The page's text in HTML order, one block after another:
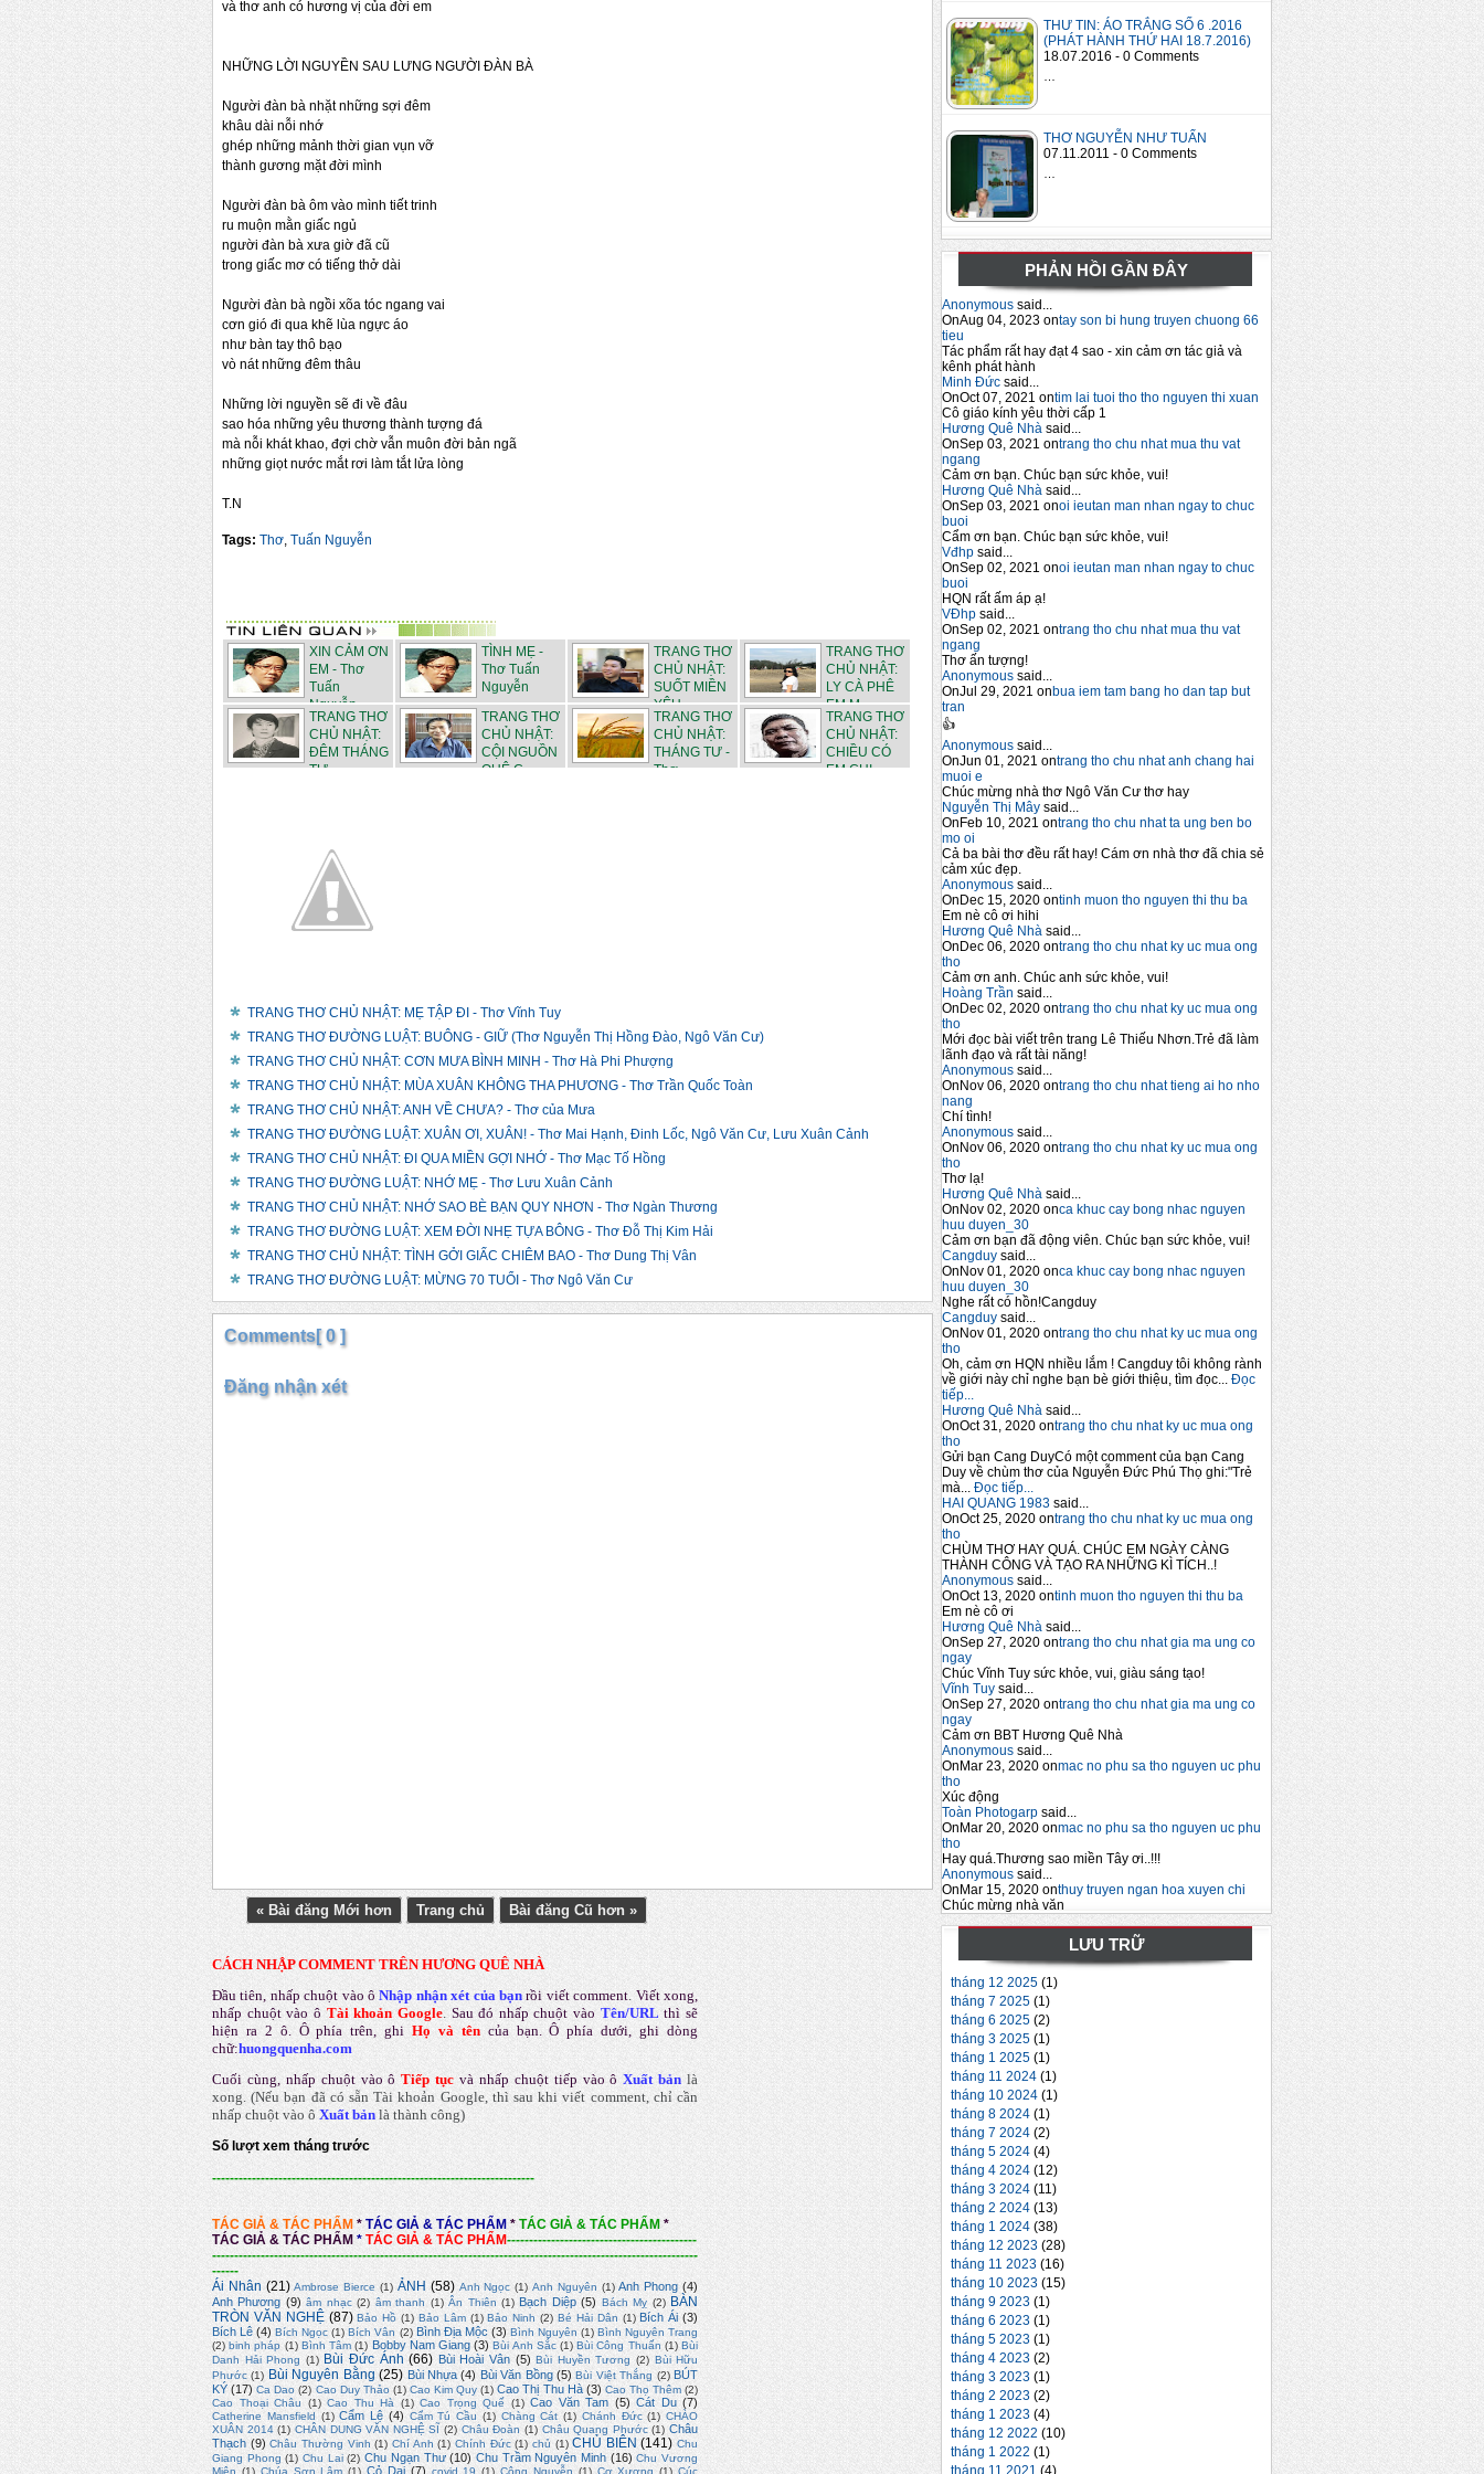
THƯ TIN: ÁO TRẮNG SỐ 6 .2016
(PHÁT HÀNH THỨ HAI 18.7.2016)
18.07.2016 - 0 Comments
THƠ NGUYỄN NHƯ TUẤN
07.11.2011 - 0 Comments
PHẢN HỒI GẦN ĐÂY
Anonymous said...
OnAug 04, 2023 ontay son bi hung truyen chuong 66
tieu
Tác phẩm rất hay đạt 4 sao - xin cảm ơn tác giả và
kênh phát hành
Minh Đức said...
OnOct 07, 2021 ontim lai tuoi tho tho nguyen thi xuan
Cô giáo kính yêu thời cấp 1
Hương Quê Nhà said...
OnSep 03, 2021 ontrang tho chu nhat mua thu vat
ngang
Cảm ơn bạn. Chúc bạn sức khỏe, vui!
Hương Quê Nhà said...
OnSep 03, 2021 onoi ieutan man nhan ngay to chuc
buoi
Cẩm ơn bạn. Chúc bạn sức khỏe, vui!
Vđhp said...
OnSep 02, 2021 onoi ieutan man nhan ngay to chuc
buoi
HQN rất ấm áp ạ!
VĐhp said...
OnSep 02, 2021 ontrang tho chu nhat mua thu vat
ngang
Thơ ấn tượng!
Anonymous said...
OnJul 29, 2021 onbua iem tam bang ho dan tap but
tran
👍
Anonymous said...
OnJun 01, 2021 ontrang tho chu nhat anh chang hai
muoi e
Chúc mừng nhà thơ Ngô Văn Cư thơ hay
Nguyễn Thị Mây said...
OnFeb 10, 2021 ontrang tho chu nhat ta ung ben bo
mo oi
Cả ba bài thơ đều rất hay! Cám ơn nhà thơ đã chia sẻ
cảm xúc đẹp.
Anonymous said...
OnDec 15, 2020 ontinh muon tho nguyen thi thu ba
Em nè cô ơi hihi
Hương Quê Nhà said...
OnDec 06, 2020 ontrang tho chu nhat ky uc mua ong
tho
Cảm ơn anh. Chúc anh sức khỏe, vui!
Hoàng Trần said...
OnDec 02, 2020 ontrang tho chu nhat ky uc mua ong
tho
Mới đọc bài viết trên trang Lê Thiếu Nhơn.Trẻ đã làm
lãnh đạo và rất tài năng!
Anonymous said...
OnNov 06, 2020 ontrang tho chu nhat tieng ai ho nho
nang
Chí tình!
Anonymous said...
OnNov 06, 2020 ontrang tho chu nhat ky uc mua ong
tho
Thơ lạ!
Hương Quê Nhà said...
OnNov 02, 2020 onca khuc cay bong nhac nguyen
huu duyen_30
Cảm ơn bạn đã động viên. Chúc bạn sức khỏe, vui!
Cangduy said...
OnNov 01, 2020 onca khuc cay bong nhac nguyen
huu duyen_30
Nghe rất có hồn!Cangduy
Cangduy said...
OnNov 01, 2020 ontrang tho chu nhat ky uc mua ong
tho
Oh, cảm ơn HQN nhiều lắm ! Cangduy tôi không rành
về giới này chỉ nghe bạn bè giới thiệu, tìm đọc... Đọc
tiếp...
Hương Quê Nhà said...
OnOct 31, 2020 ontrang tho chu nhat ky uc mua ong
tho
Gửi bạn Cang DuyCó một comment của bạn Cang
Duy về chùm thơ của Nguyễn Đức Phú Thọ ghi:"Trẻ
mà... Đọc tiếp...
HAI QUANG 1983 said...
OnOct 25, 2020 ontrang tho chu nhat ky uc mua ong
tho
CHÙM THƠ HAY QUÁ. CHÚC EM NGÀY CÀNG
THÀNH CÔNG VÀ TẠO RA NHỮNG KÌ TÍCH..!
Anonymous said...
OnOct 13, 2020 ontinh muon tho nguyen thi thu ba
Em nè cô ơi
Hương Quê Nhà said...
OnSep 27, 2020 ontrang tho chu nhat gia ma ung co
ngay
Chúc Vĩnh Tuy sức khỏe, vui, giàu sáng tạo!
Vĩnh Tuy said...
OnSep 27, 2020 ontrang tho chu nhat gia ma ung co
ngay
Cảm ơn BBT Hương Quê Nhà
Anonymous said...
OnMar 23, 2020 onmac no phu sa tho nguyen uc phu
tho
Xúc động
Toàn Photogarp said...
OnMar 20, 2020 onmac no phu sa tho nguyen uc phu
tho
Hay quá.Thương sao miền Tây ơi..!!!
Anonymous said...
OnMar 15, 2020 onthuy truyen ngan hoa xuyen chi
Chúc mừng nhà văn
LƯU TRỮ
tháng 12 2025 (1)
tháng 7 2025 (1)
tháng 6 2025 (2)
tháng 3 2025 (1)
tháng 1 2025 (1)
tháng 11 2024 (1)
tháng 10 2024 (1)
tháng 8 2024 (1)
tháng 7 2024 (2)
tháng 5 2024 (4)
tháng 4 2024 (12)
tháng 3 2024 (11)
tháng 2 2024 (13)
tháng 1 2024 (38)
tháng 12 2023 (28)
tháng 11 2023 (16)
tháng 10 2023 (15)
tháng 9 2023 (1)
tháng 6 2023 (1)
tháng 5 2023 (1)
tháng 4 2023 (2)
tháng 3 2023 (1)
tháng 2 2023 (2)
tháng 1 2023 (4)
tháng 12 2022 (10)
tháng 1 2022 (1)
tháng 11 2021 (4)
và thơ anh có hương vị của đời em
NHỮNG LỜI NGUYỀN SAU LƯNG NGƯỜI ĐÀN BÀ
Người đàn bà nhặt những sợi đêm
khâu dài nỗi nhớ
ghép những mảnh thời gian vụn vỡ
thành gương mặt đời mình
Người đàn bà ôm vào mình tiết trinh
ru muộn mằn giấc ngủ
người đàn bà xưa giờ đã cũ
trong giấc mơ có tiếng thở dài
Người đàn bà ngồi xõa tóc ngang vai
cơn gió đi qua khẽ lùa ngực áo
như bàn tay thô bạo
vò nát những đêm thâu
Những lời nguyền sẽ đi về đâu
sao hóa những yêu thương thành tượng đá
mà nỗi khát khao, đợi chờ vẫn muôn đời bản ngã
những giọt nước mắt rơi làm tắt lửa lòng
T.N
Tags: Thơ, Tuấn Nguyễn
XIN CẢM ƠN
EM - Thơ
Tuấn
Nguyễn
TÌNH MẸ -
Thơ Tuấn
Nguyễn
TRANG THƠ
CHỦ NHẬT:
SUỐT MIỀN
YÊU -...
TRANG THƠ
CHỦ NHẬT:
LY CÀ PHÊ
EM M...
TRANG THƠ
CHỦ NHẬT:
ĐÊM THÁNG
TƯ - ...
TRANG THƠ
CHỦ NHẬT:
CỘI NGUỒN
QUÊ C...
TRANG THƠ
CHỦ NHẬT:
THÁNG TƯ -
Thơ ...
TRANG THƠ
CHỦ NHẬT:
CHIỀU CÓ
EM CHI...
TRANG THƠ CHỦ NHẬT: MẸ TẬP ĐI - Thơ Vĩnh Tuy
TRANG THƠ ĐƯỜNG LUẬT: BUÔNG - GIỮ (Thơ Nguyễn Thị Hồng Đào, Ngô Văn Cư)
TRANG THƠ CHỦ NHẬT: CƠN MƯA BÌNH MINH - Thơ Hà Phi Phượng
TRANG THƠ CHỦ NHẬT: MÙA XUÂN KHÔNG THA PHƯƠNG - Thơ Trần Quốc Toàn
TRANG THƠ CHỦ NHẬT: ANH VỀ CHƯA? - Thơ của Mưa
TRANG THƠ ĐƯỜNG LUẬT: XUÂN ƠI, XUÂN! - Thơ Mai Hạnh, Đinh Lốc, Ngô Văn Cư, Lưu Xuân Cảnh
TRANG THƠ CHỦ NHẬT: ĐI QUA MIỀN GỢI NHỚ - Thơ Mạc Tố Hồng
TRANG THƠ ĐƯỜNG LUẬT: NHỚ MẸ - Thơ Lưu Xuân Cảnh
TRANG THƠ CHỦ NHẬT: NHỚ SAO BÈ BẠN QUY NHƠN - Thơ Ngàn Thương
TRANG THƠ ĐƯỜNG LUẬT: XEM ĐỜI NHẸ TỰA BÔNG - Thơ Đỗ Thị Kim Hải
TRANG THƠ CHỦ NHẬT: TÌNH GỞI GIẤC CHIÊM BAO - Thơ Dung Thị Vân
TRANG THƠ ĐƯỜNG LUẬT: MỪNG 70 TUỔI - Thơ Ngô Văn Cư
Comments[ 0 ]
Đăng nhận xét
« Bài đăng Mới hơn Trang chủ Bài đăng Cũ hơn »
CÁCH NHẬP COMMENT TRÊN HƯƠNG QUÊ NHÀ
Đầu tiên, nhấp chuột vào ô Nhập nhận xét của bạn rồi viết comment. Viết xong,
nhấp chuột vào ô Tài khoản Google. Sau đó nhấp chuột vào Tên/URL thì sẽ
hiện ra 2 ô. Ô phía trên, ghiHọ và tên của bạn. Ô phía dưới, ghi dòng
chữ:huongquenha.com
Cuối cùng, nhấp chuột vào ô Tiếp tục và nhấp chuột tiếp vào ôXuất bản là
xong.(Nếu bạn đã có sẵn Tài khoản Google, thì sau khi viết comment, chỉ cần
nhấp chuột vào ô Xuất bản là thành công)
Số lượt xem tháng trước
-------------------------------------------------------------------------
TÁC GIẢ & TÁC PHẨM * TÁC GIẢ & TÁC PHẨM * TÁC GIẢ & TÁC PHẨM *
TÁC GIẢ & TÁC PHẨM * TÁC GIẢ & TÁC PHẨM-------------------------------------------
--------------------------------------------------------------------------------------------------------------
------
Ái Nhân (21) Ambrose Bierce (1) ẢNH (58) Anh Ngọc (1) Anh Nguyên (1) Anh Phong (4)
Anh Phương (9) âm nhạc (2) âm thanh (1) Ân Thiên (1) Bạch Diệp (5) Bách Mỵ (2) BÀN
TRÒN VĂN NGHỆ (87) Bảo Hồ (1) Bảo Lâm (1) Bảo Ninh (2) Bé Hải Dân (1) Bích Ái (3)
Bích Lê (4) Bích Ngọc (1) Bích Vân (2) Bình Địa Mộc (3) Bình Nguyên (1) Bình Nguyên Trang
(2) binh pháp (1) Bình Tâm (1) Bobby Nam Giang (3) Bùi Anh Sắc (1) Bùi Công Thuấn (1) Bùi
Danh Hải Phong (1) Bùi Đức Ánh (66) Bùi Hoài Vân (5) Bùi Huyền Tương (2) Bùi Hữu
Phước (1) Bùi Nguyên Bằng (25) Bùi Nhựa (4) Bùi Văn Bồng (5) Bùi Việt Thắng (2) BÚT
KÝ (17) Ca Dao (2) Cao Duy Thảo (1) Cao Kim Quy (1) Cao Thị Thu Hà (3) Cao Thọ Thêm (2)
Cao Thoại Châu
(1) Cao Thu Hà (1) Cao Trọng Quế (1) Cao Văn Tam (5) Cát Du (7)
Catherine Mansfield (1) Cẩm Lệ (4) Cẩm Tú Cầu (1) Chàng Cát (1) Chánh Đức (1) CHÀO
XUÂN 2014 (1) CHÂN DUNG VĂN NGHỆ SĨ (2) Châu Đoàn (1) Châu Quang Phước (1) Châu
Thạch (9) Châu Thường Vinh (1) Chí Anh (1) Chính Đức (1) chủ (1) CHỦ BIÊN (141) Chu
Giang Phong (1) Chu Lai (2) Chu Ngạn Thư (10) Chu Trầm Nguyên Minh (16) Chu Vương
Cỏ Dại (7)